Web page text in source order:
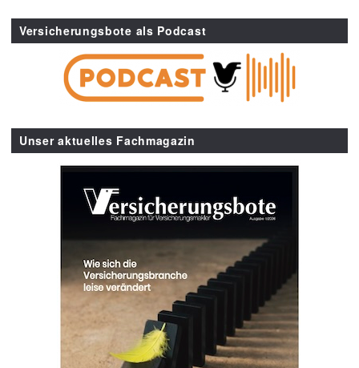
Versicherungsbote als Podcast
Unser aktuelles Fachmagazin